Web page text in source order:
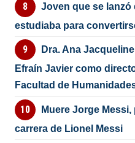
Joven que se lanzó
estudiaba para
Dra. Ana
Efraín Javier como
Facultad de
Muere Jorge
carrera de Lionel Messi